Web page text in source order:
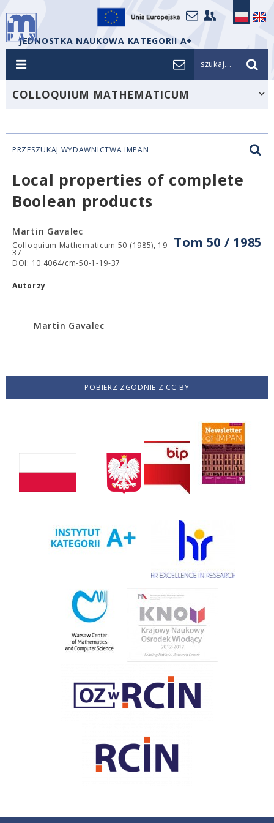
JEDNOSTKA NAUKOWA KATEGORII A+
szukaj...
COLLOQUIUM MATHEMATICUM
PRZESZUKAJ WYDAWNICTWA IMPAN
Local properties of complete
Boolean products
Tom 50 / 1985
Martin Gavalec
Colloquium Mathematicum 50 (1985), 19-
37
DOI: 10.4064/cm-50-1-19-37
Autorzy
Martin Gavalec
POBIERZ ZGODNIE Z CC-BY